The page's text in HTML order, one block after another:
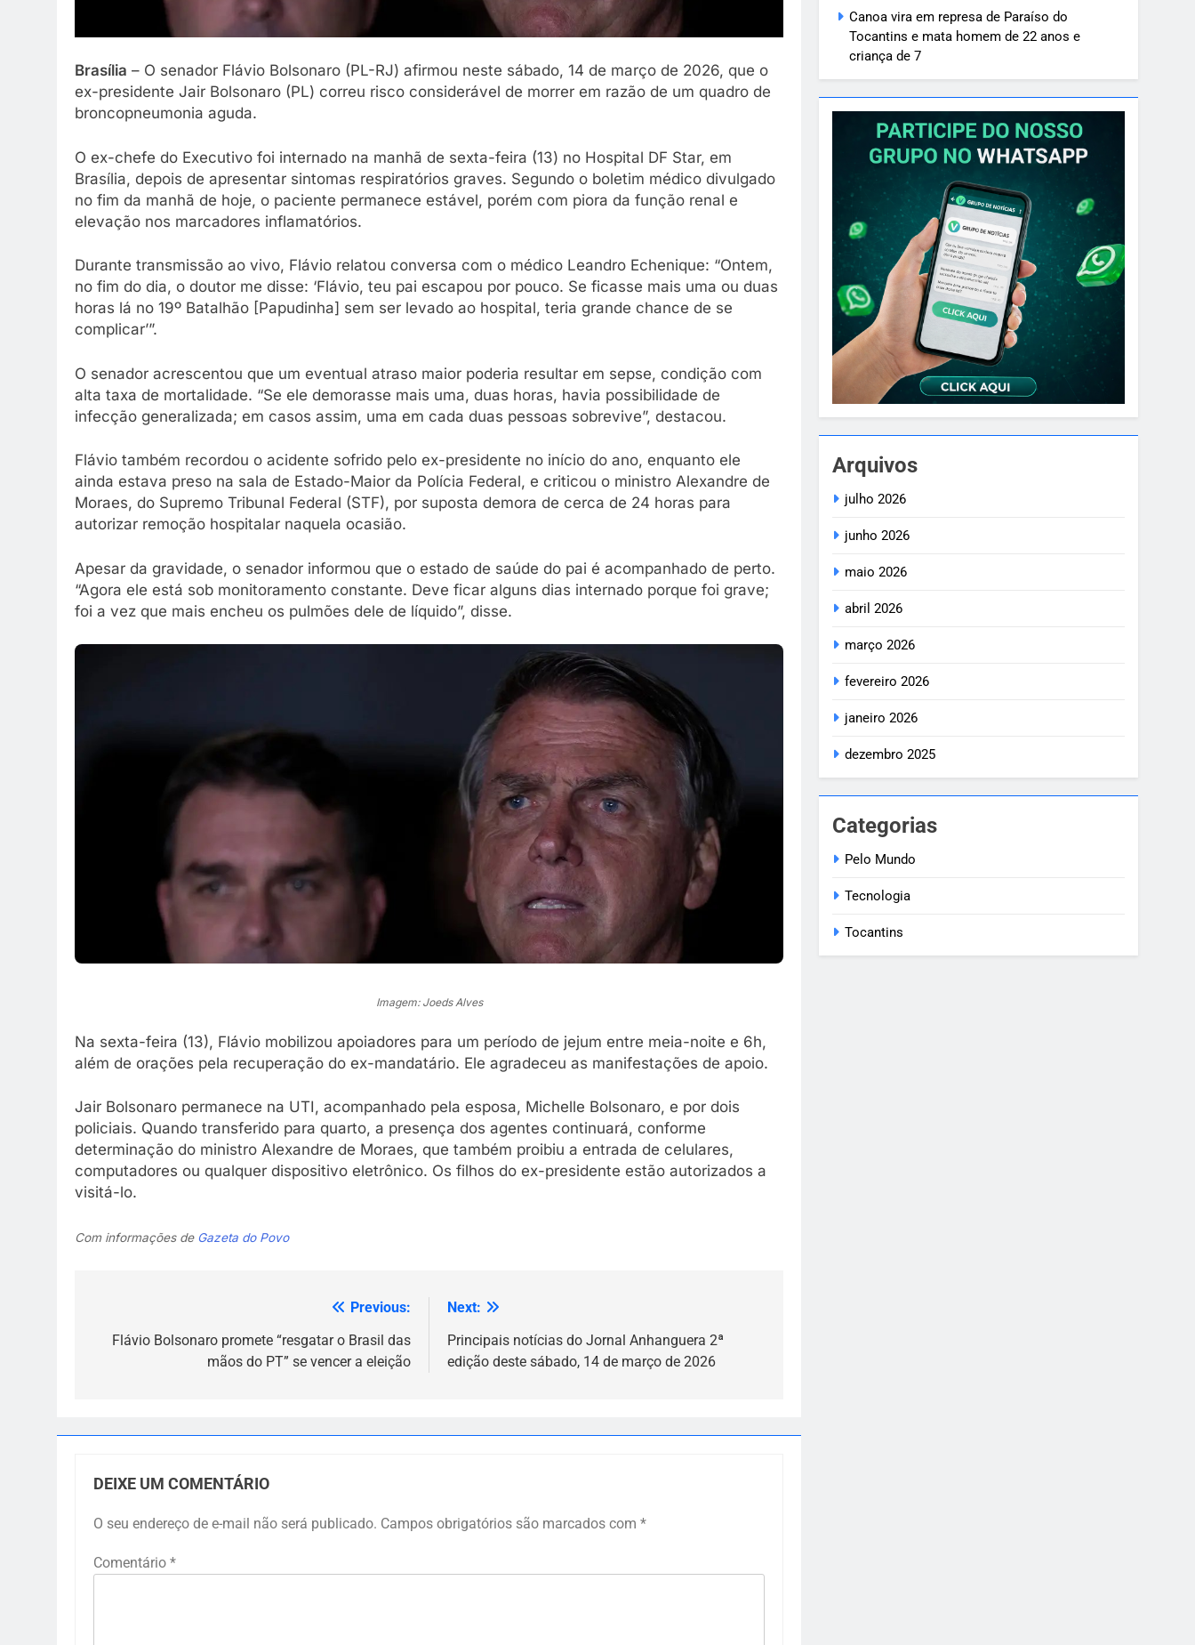
Brasília – O senador Flávio Bolsonaro (PL-RJ) afirmou neste sábado, 14 de março de 2026, que o
ex-presidente Jair Bolsonaro (PL) correu risco considerável de morrer em razão de um quadro de
broncopneumonia aguda.
O ex-chefe do Executivo foi internado na manhã de sexta-feira (13) no Hospital DF Star, em
Brasília, depois de apresentar sintomas respiratórios graves. Segundo o boletim médico divulgado
no fim da manhã de hoje, o paciente permanece estável, porém com piora da função renal e
elevação nos marcadores inflamatórios.
Durante transmissão ao vivo, Flávio relatou conversa com o médico Leandro Echenique: “Ontem,
no fim do dia, o doutor me disse: ‘Flávio, teu pai escapou por pouco. Se ficasse mais uma ou duas
horas lá no 19º Batalhão [Papudinha] sem ser levado ao hospital, teria grande chance de se
complicar’”.
O senador acrescentou que um eventual atraso maior poderia resultar em sepse, condição com
alta taxa de mortalidade. “Se ele demorasse mais uma, duas horas, havia possibilidade de
infecção generalizada; em casos assim, uma em cada duas pessoas sobrevive”, destacou.
Flávio também recordou o acidente sofrido pelo ex-presidente no início do ano, enquanto ele
ainda estava preso na sala de Estado-Maior da Polícia Federal, e criticou o ministro Alexandre de
Moraes, do Supremo Tribunal Federal (STF), por suposta demora de cerca de 24 horas para
autorizar remoção hospitalar naquela ocasião.
Apesar da gravidade, o senador informou que o estado de saúde do pai é acompanhado de perto.
“Agora ele está sob monitoramento constante. Deve ficar alguns dias internado porque foi grave;
foi a vez que mais encheu os pulmões dele de líquido”, disse.
Imagem: Joeds Alves
Na sexta-feira (13), Flávio mobilizou apoiadores para um período de jejum entre meia-noite e 6h,
além de orações pela recuperação do ex-mandatário. Ele agradeceu as manifestações de apoio.
Jair Bolsonaro permanece na UTI, acompanhado pela esposa, Michelle Bolsonaro, e por dois
policiais. Quando transferido para quarto, a presença dos agentes continuará, conforme
determinação do ministro Alexandre de Moraes, que também proibiu a entrada de celulares,
computadores ou qualquer dispositivo eletrônico. Os filhos do ex-presidente estão autorizados a
visitá-lo.
Com informações de Gazeta do Povo
de
Previous:
Flávio Bolsonaro promete “resgatar o Brasil das
mãos do PT” se vencer a eleição
Next:
Principais notícias do Jornal Anhanguera 2ª
edição deste sábado, 14 de março de 2026
DEIXE UM COMENTÁRIO
O seu endereço de e-mail não será publicado. Campos obrigatórios são marcados com *
Comentário *
Canoa vira em represa de Paraíso do
Tocantins e mata homem de 22 anos e
criança de 7
Arquivos
julho 2026
junho 2026
maio 2026
abril 2026
março 2026
fevereiro 2026
janeiro 2026
dezembro 2025
Categorias
Pelo Mundo
Tecnologia
Tocantins